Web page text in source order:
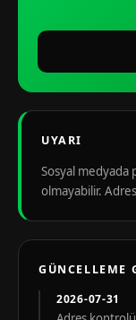
UYARI
Sosyal medyada
olmayabilir.
GÜNCELLEME
2026-07-31